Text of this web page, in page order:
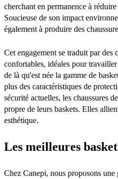
cherchant en permanence à
Soucieuse de son impact
également à produire des
Cet engagement se traduit par des
confortables, idéales pour
de là qu'est née la gamme de
plus des caractéristiques de
sécurité actuelles, les chaussures
propre de leurs baskets. Elles
esthétique.
Les meilleures
Chez Canepi, nous proposons une